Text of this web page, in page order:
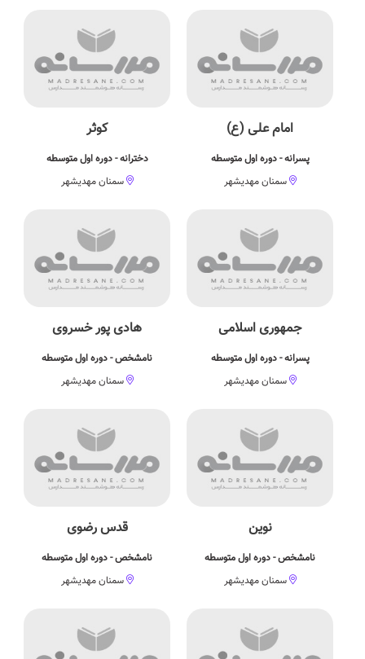
امام علی (ع)
پسرانه - دوره اول متوسطه
سمنان مهدیشهر
کوثر
دخترانه - دوره اول متوسطه
سمنان مهدیشهر
جمهوری اسلامی
پسرانه - دوره اول متوسطه
سمنان مهدیشهر
هادی پور خسروی
نامشخص - دوره اول متوسطه
سمنان مهدیشهر
نوین
نامشخص - دوره اول متوسطه
سمنان مهدیشهر
قدس رضوی
نامشخص - دوره اول متوسطه
سمنان مهدیشهر